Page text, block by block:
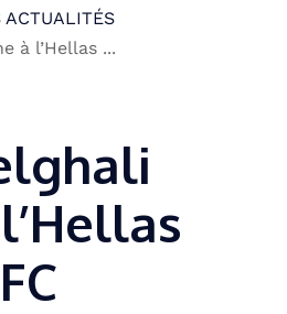
ACTUALITÉS
à l’Hellas ...